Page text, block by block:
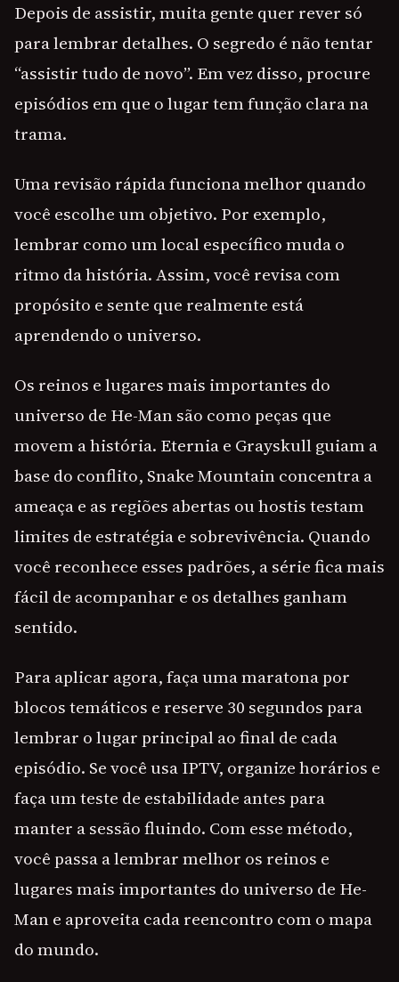
Depois de assistir, muita gente quer rever só
para lembrar detalhes. O segredo é não tentar
“assistir tudo de novo”. Em vez disso, procure
episódios em que o lugar tem função clara na
trama.
Uma revisão rápida funciona melhor quando
você escolhe um objetivo. Por exemplo,
lembrar como um local específico muda o
ritmo da história. Assim, você revisa com
propósito e sente que realmente está
aprendendo o universo.
Os reinos e lugares mais importantes do
universo de He-Man são como peças que
movem a história. Eternia e Grayskull guiam a
base do conflito, Snake Mountain concentra a
ameaça e as regiões abertas ou hostis testam
limites de estratégia e sobrevivência. Quando
você reconhece esses padrões, a série fica mais
fácil de acompanhar e os detalhes ganham
sentido.
Para aplicar agora, faça uma maratona por
blocos temáticos e reserve 30 segundos para
lembrar o lugar principal ao final de cada
episódio. Se você usa IPTV, organize horários e
faça um teste de estabilidade antes para
manter a sessão fluindo. Com esse método,
você passa a lembrar melhor os reinos e
lugares mais importantes do universo de He-
Man e aproveita cada reencontro com o mapa
do mundo.